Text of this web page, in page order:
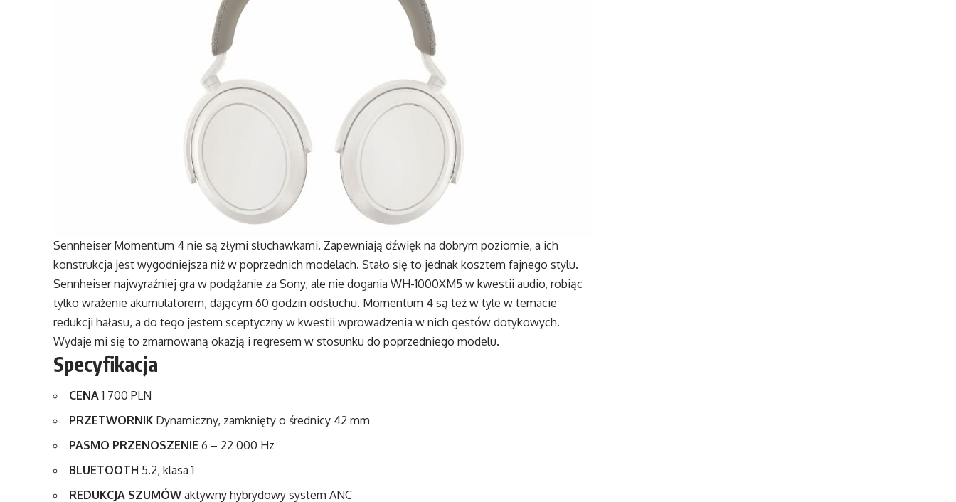
Sennheiser Momentum 4 nie są złymi słuchawkami. Zapewniają dźwięk na dobrym poziomie, a ich
konstrukcja jest wygodniejsza niż w poprzednich modelach. Stało się to jednak kosztem fajnego stylu.
Sennheiser najwyraźniej gra w podążanie za Sony, ale nie dogania WH-1000XM5 w kwestii audio, robiąc
tylko wrażenie akumulatorem, dającym 60 godzin odsłuchu. Momentum 4 są też w tyle w temacie
redukcji hałasu, a do tego jestem sceptyczny w kwestii wprowadzenia w nich gestów dotykowych.
Wydaje mi się to zmarnowaną okazją i regresem w stosunku do poprzedniego modelu.
Specyfikacja
CENA1 700 PLN
PRZETWORNIK Dynamiczny, zamknięty o średnicy 42 mm
PASMO PRZENOSZENIE 6 – 22 000 Hz
BLUETOOTH 5.2, klasa 1
REDUKCJA SZUMÓW aktywny hybrydowy system ANC